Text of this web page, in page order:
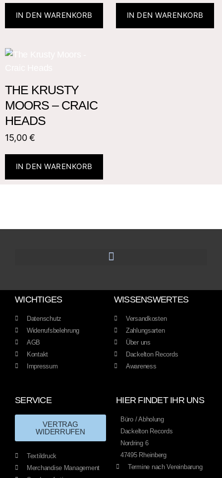
IN DEN WARENKORB IN DEN WARENKORB
THE KRUSTY
MOORS – CRAIC
HEADS
15,00€
IN DEN WARENKORB
WICHTIGES
Datenschutz
Widerrufsbelehrung
AGB
Kontakt
Impressum
WISSENSWERTES
Versandkosten
Zahlungsarten
Über uns
Dackelton Records
Awareness
SERVICE
VERTRAG
WIDERRUFEN
Textildruck
Merchandise Management
HIER FINDET IHR UNS
Büro / Abholung
Dackelton Records
Nordring 6
47495 Rheinberg
Termine nach Vereinbarung